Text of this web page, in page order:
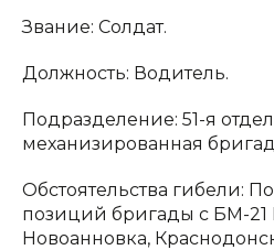
Звание: Солдат.
Должность: Водитель.
Подразделение: 51-я
механизированная
Обстоятельства гибели:
позиций бригады с БМ-21
Новоанновка,